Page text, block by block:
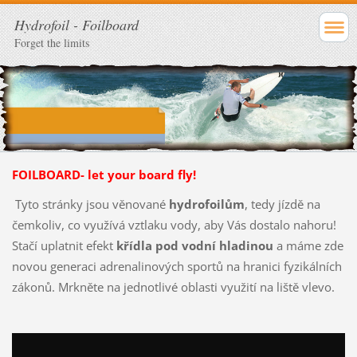
Hydrofoil - Foilboard
Forget the limits
FOILBOARD- let your board fly!
Tyto stránky jsou věnované hydrofoilům, tedy jízdě na
čemkoliv, co využívá vztlaku vody, aby Vás dostalo nahoru!
Stačí uplatnit efekt křídla pod vodní hladinou a máme zde
novou generaci adrenalinových sportů na hranici fyzikálních
zákonů. Mrkněte na jednotlivé oblasti využití na liště vlevo.